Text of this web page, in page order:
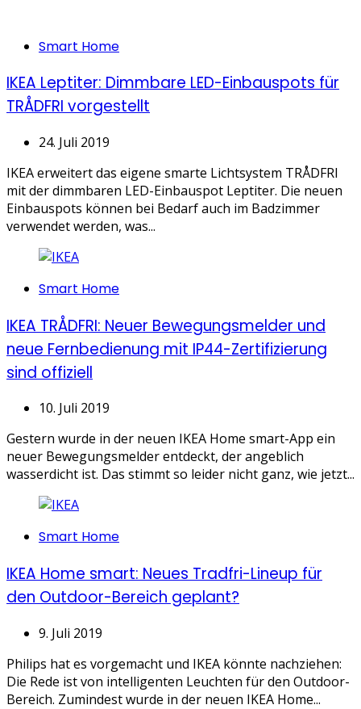
Categories
Smart Home
IKEA Leptiter: Dimmbare LED-Einbauspots für
TRÅDFRI vorgestellt
24. Juli 2019
IKEA erweitert das eigene smarte Lichtsystem TRÅDFRI
mit der dimmbaren LED-Einbauspot Leptiter. Die neuen
Einbauspots können bei Bedarf auch im Badzimmer
verwendet werden, was...
Categories
Smart Home
IKEA TRÅDFRI: Neuer Bewegungsmelder und
neue Fernbedienung mit IP44-Zertifizierung
sind offiziell
10. Juli 2019
Gestern wurde in der neuen IKEA Home smart-App ein
neuer Bewegungsmelder entdeckt, der angeblich
wasserdicht ist. Das stimmt so leider nicht ganz, wie jetzt...
Categories
Smart Home
IKEA Home smart: Neues Tradfri-Lineup für
den Outdoor-Bereich geplant?
9. Juli 2019
Philips hat es vorgemacht und IKEA könnte nachziehen:
Die Rede ist von intelligenten Leuchten für den Outdoor-
Bereich. Zumindest wurde in der neuen IKEA Home...